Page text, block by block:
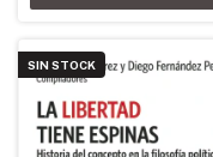
SIN STOCK